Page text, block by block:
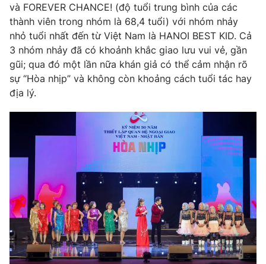
và FOREVER CHANCE! (độ tuổi trung bình của các
thành viên trong nhóm là 68,4 tuổi) với nhóm nhảy
nhỏ tuổi nhất đến từ Việt Nam là HANOI BEST KID. Cả
3 nhóm nhảy đã có khoảnh khắc giao lưu vui vẻ, gần
gũi; qua đó một lần nữa khán giả có thể cảm nhận rõ
sự “Hòa nhịp” và không còn khoảng cách tuổi tác hay
địa lý.